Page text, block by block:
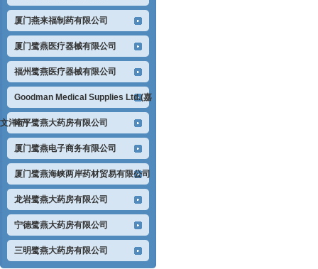
厦门燕来福制药有限公司
厦门鹭燕医疗器械有限公司
福州鹭燕医疗器械有限公司
Goodman Medical Supplies Ltd.(嘉
文洋行)南平鹭燕大药房有限公司
厦门鹭燕电子商务有限公司
厦门鹭燕海峡两岸药材贸易有限公司
龙岩鹭燕大药房有限公司
宁德鹭燕大药房有限公司
三明鹭燕大药房有限公司